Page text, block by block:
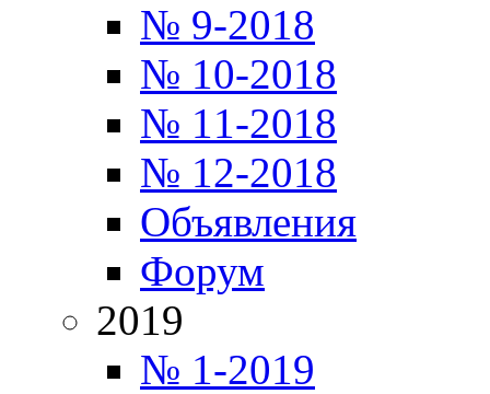
№ 9-2018
№ 10-2018
№ 11-2018
№ 12-2018
Объявления
Форум
2019
№ 1-2019